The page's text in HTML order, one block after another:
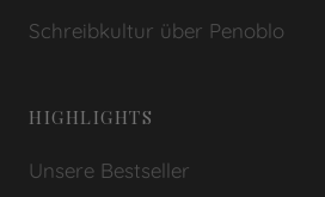
Schreibkultur über Penoblo
HIGHLIGHTS
Unsere Bestseller